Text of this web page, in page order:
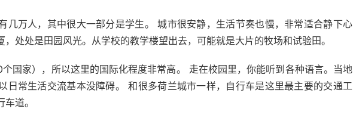
几万人，其中很大一部分是学生。 城市很安静，生活节奏也慢，非常适合静下心
处处是田园风光。从学校的教学楼望出去，可能就是大片的牧场和试验田。
国家），所以这里的国际化程度非常高。 走在校园里，你能听到各种语言。当地
日常生活交流基本没障碍。 和很多荷兰城市一样，自行车是这里最主要的交通工
道。